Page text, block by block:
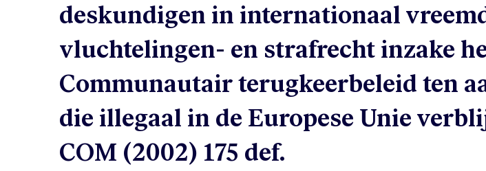
deskundigen in internationaal
vluchtelingen- en strafrecht inzake
Communautair terugkeerbeleid ten
die illegaal in de Europese Unie
COM (2002) 175 def.